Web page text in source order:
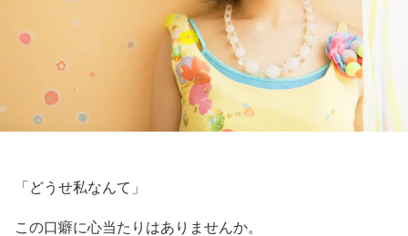
「どうせ私なんて」
この口癖に心当たりはありませんか。